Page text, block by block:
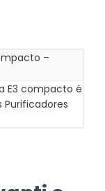
–
E3 compacto é